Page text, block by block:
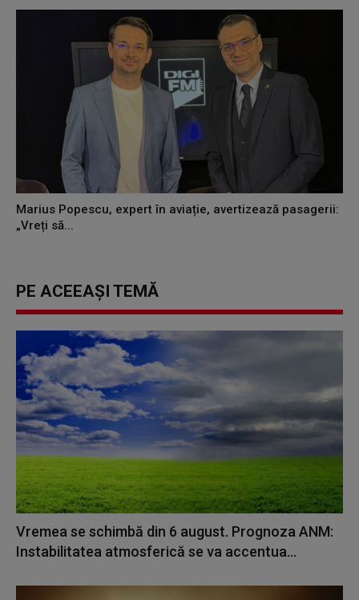
Marius Popescu, expert în aviație, avertizează pasagerii:
„Vreți să...
PE ACEEAȘI TEMĂ
Vremea se schimbă din 6 august. Prognoza ANM:
Instabilitatea atmosferică se va accentua...